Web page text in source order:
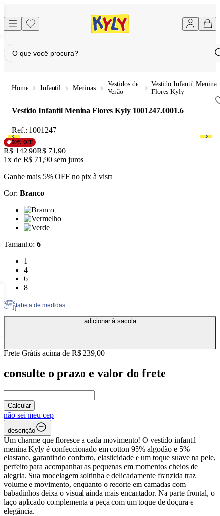
Infantil Meninas
Vestidos de
Verão
Vestido Infantil Menina
Flores Kyly
Vestido Infantil Menina Flores Kyly 1001247.0001.6
Ref.: 1001247
50% OFF
Original price:
R$ 142,90Price:
R$ 71,90
1x de R$ 71,90 sem juros
Ganhe mais 5% OFF no pix à vista
Cor: Branco
Cor: Branco
Cor: Vermelho
Cor: Verde
Tamanho: 6
Tamanho: 1
1
Tamanho: 4
4
Tamanho: 6
6
Tamanho: 8
8
tabela de medidas
adicionar à sacola
Frete Grátis acima de R$ 239,00
consulte o prazo e valor do frete
Calcular
não sei meu cep
descrição
Um charme que floresce a cada movimento! O vestido infantil
menina Kyly é confeccionado em cotton 95% algodão e 5%
elastano, garantindo conforto, elasticidade e um toque suave na pele,
perfeito para acompanhar as pequenas em momentos cheios de
alegria. Sua modelagem soltinha e delicadamente franzida traz
volume e movimento, enquanto o recorte em camadas com
babadinhos deixa o visual ainda mais encantador. Na parte frontal, o
laço aplicado complementa a peça com um toque de doçura e
elegância.